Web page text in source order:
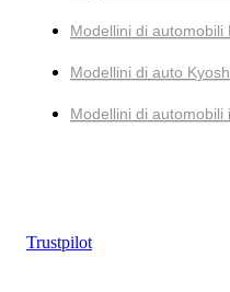
Modellini di automobili
Modellini di auto
Modellini di automobili
Trustpilot